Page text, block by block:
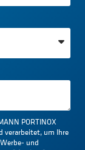
PORTINOX
verarbeitet, um Ihre
und